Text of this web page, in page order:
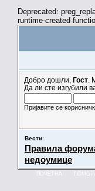
Deprecated:
runtime-created
Добро дошли, Гост .
Да ли сте изгубили
Пријавите се
Вести:
Правила
недоумице